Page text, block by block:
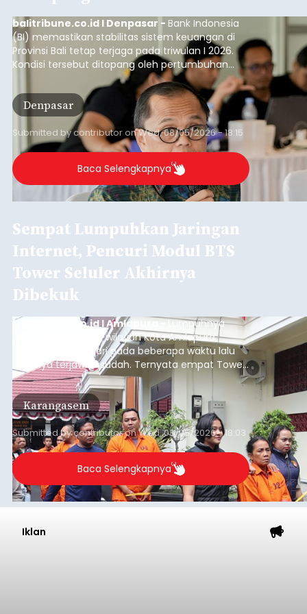
balitribune.co.id I Denpasar - Bank Indonesia
(BI) memastikan stabilitas sistem keuangan di
Provinsi Bali tetap terjaga pada triwulan I 2026.
Kondisi tersebut ditopang oleh pertumbuhan
penyaluran kredit yang masih positif, terutama
pada sektor-sektor utama penggerak ekonomi
daerah, dengan risiko kredit yang tetap
terkendali.
Denpasar
Submitted bycontributoronWed, 08/05/2026 - 18:15
Baca Selengkapnya
Sempat Lumpuhkan Jaringan
Internet, Pencuri Modul BTS
Tower Seluler Akhirnya
Dibekuk
balitribune.co.id I Amlapura -Lumpuhnya
jaringan internet di wilayah Kota Amlapura
selama berhari-hari pada beberapa waktu lalu
akhirnya terjawab sudah. Ternyata empat Tower
BTS Seluler yang berada di lokasi berbeda di
wilayah Karangasem telah dibobol maling,
dimana bagian modul penguat signal yang
berada di Tower BTS Seluler itu hilang dicuri.
Karangasem
Submitted bycontributoronWed, 08/05/2026 - 18:03
Baca Selengkapnya
Iklan